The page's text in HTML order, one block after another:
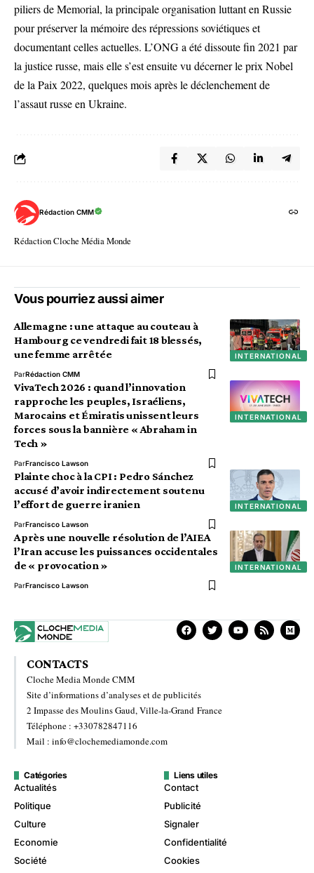
piliers de Memorial, la principale organisation luttant en Russie
pour préserver la mémoire des répressions soviétiques et
documentant celles actuelles. L’ONG a été dissoute fin 2021 par
la justice russe, mais elle s’est ensuite vu décerner le prix Nobel
de la Paix 2022, quelques mois après le déclenchement de
l’assaut russe en Ukraine.
Rédaction CMM
Rédaction Cloche Média Monde
Vous pourriez aussi aimer
INTERNATIONAL
Allemagne : une attaque au couteau à
Hambourg ce vendredi fait 18 blessés,
une femme arrêtée
ParRédaction CMM
INTERNATIONAL
VivaTech 2026 : quand l’innovation
rapproche les peuples, Israéliens,
Marocains et Émiratis unissent leurs
forces sous la bannière « Abraham in
Tech »
ParFrancisco Lawson
INTERNATIONAL
Plainte choc à la CPI : Pedro Sánchez
accusé d’avoir indirectement soutenu
l’effort de guerre iranien
ParFrancisco Lawson
INTERNATIONAL
Après une nouvelle résolution de l’AIEA
l’Iran accuse les puissances occidentales
de « provocation »
ParFrancisco Lawson
CONTACTS
Cloche Media Monde CMM
Site d’informations d’analyses et de publicités
2 Impasse des Moulins Gaud, Ville-la-Grand France
Téléphone : +330782847116
Mail : info@clochemediamonde.com
Catégories
Actualités
Politique
Culture
Economie
Société
Liens utiles
Contact
Publicité
Signaler
Confidentialité
Cookies